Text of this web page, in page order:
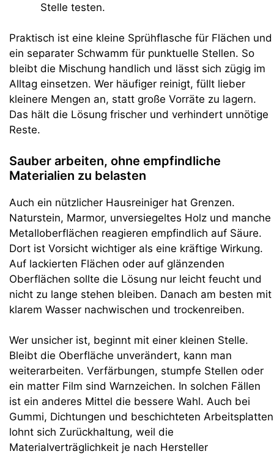
Stelle testen.
Praktisch ist eine kleine Sprühflasche für Flächen und
ein separater Schwamm für punktuelle Stellen. So
bleibt die Mischung handlich und lässt sich zügig im
Alltag einsetzen. Wer häufiger reinigt, füllt lieber
kleinere Mengen an, statt große Vorräte zu lagern.
Das hält die Lösung frischer und verhindert unnötige
Reste.
Sauber arbeiten, ohne empfindliche
Materialien zu belasten
Auch ein nützlicher Hausreiniger hat Grenzen.
Naturstein, Marmor, unversiegeltes Holz und manche
Metalloberflächen reagieren empfindlich auf Säure.
Dort ist Vorsicht wichtiger als eine kräftige Wirkung.
Auf lackierten Flächen oder auf glänzenden
Oberflächen sollte die Lösung nur leicht feucht und
nicht zu lange stehen bleiben. Danach am besten mit
klarem Wasser nachwischen und trockenreiben.
Wer unsicher ist, beginnt mit einer kleinen Stelle.
Bleibt die Oberfläche unverändert, kann man
weiterarbeiten. Verfärbungen, stumpfe Stellen oder
ein matter Film sind Warnzeichen. In solchen Fällen
ist ein anderes Mittel die bessere Wahl. Auch bei
Gummi, Dichtungen und beschichteten Arbeitsplatten
lohnt sich Zurückhaltung, weil die
Materialverträglichkeit je nach Hersteller